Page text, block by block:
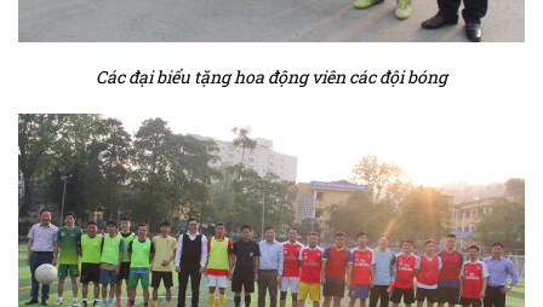
Các đại biểu tặng hoa động viên các đội bóng